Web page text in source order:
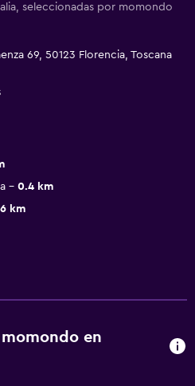
seleccionadas por momondo
69, 50123 Florencia, Toscana
0.4 km
km
en